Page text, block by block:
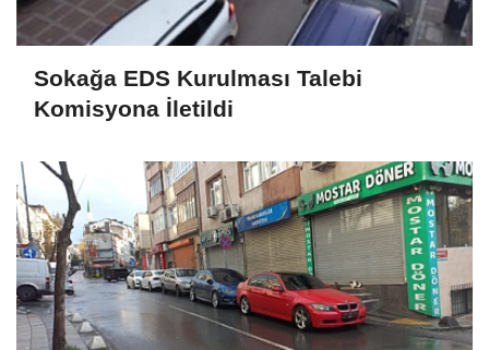
Sokağa EDS Kurulması Talebi
Komisyona İletildi